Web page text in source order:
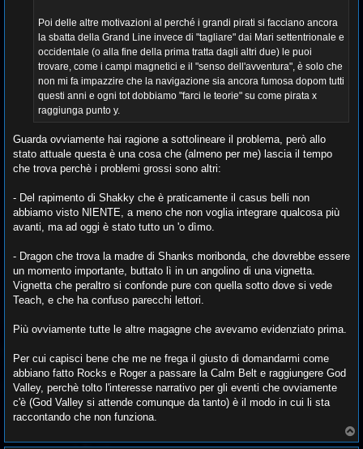
Poi delle altre motivazioni al perché i grandi pirati si facciano ancora
la sbatta della Grand Line invece di "tagliare" dai Mari settentrionale e
occidentale (o alla fine della prima tratta dagli altri due) le puoi
trovare, come i campi magnetici e il "senso dell'avventura", è solo che
non mi fa impazzire che la navigazione sia ancora fumosa dopom tutti
questi anni e ogni tot dobbiamo "farci le teorie" su come pirata x
raggiunga punto y.
Guarda ovviamente hai ragione a sottolineare il problema, però allo
stato attuale questa è una cosa che (almeno per me) lascia il tempo
che trova perchè i problemi grossi sono altri:
- Del rapimento di Shakky che è praticamente il casus belli non
abbiamo visto NIENTE, a meno che non voglia integrare qualcosa più
avanti, ma ad oggi è stato tutto un 'o dìmo.
- Dragon che trova la madre di Shanks moribonda, che dovrebbe essere
un momento importante, buttato lì in un angolino di una vignetta.
Vignetta che peraltro si confonde pure con quella sotto dove si vede
Teach, e che ha confuso parecchi lettori.
Più ovviamente tutte le altre magagne che avevamo evidenziato prima.
Per cui capisci bene che me ne frega il giusto di domandarmi come
abbiano fatto Rocks e Roger a passare la Calm Belt e raggiungere God
Valley, perchè tolto l'interesse narrativo per gli eventi che ovviamente
c'è (God Valley si attende comunque da tanto) è il modo in cui li sta
raccontando che non funziona.
o